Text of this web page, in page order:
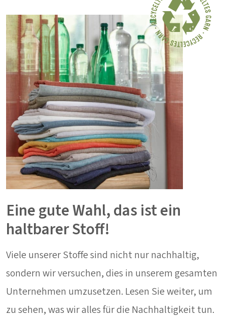
Eine gute Wahl, das ist ein
haltbarer Stoff!
Viele unserer Stoffe sind nicht nur nachhaltig,
sondern wir versuchen, dies in unserem gesamten
Unternehmen umzusetzen. Lesen Sie weiter, um
zu sehen, was wir alles für die Nachhaltigkeit tun.